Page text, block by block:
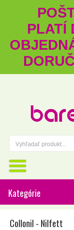
PLATÍ
Kategórie
Collonil - Nilfett